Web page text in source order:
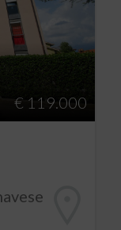
€ 119.000